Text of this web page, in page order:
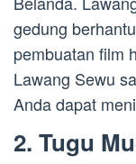
gedung
pembuatan film
Lawang Sewu
Anda dapat
2. Tugu